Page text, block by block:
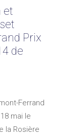
et
Prix
de
Ferrand
mai le
la Rosière